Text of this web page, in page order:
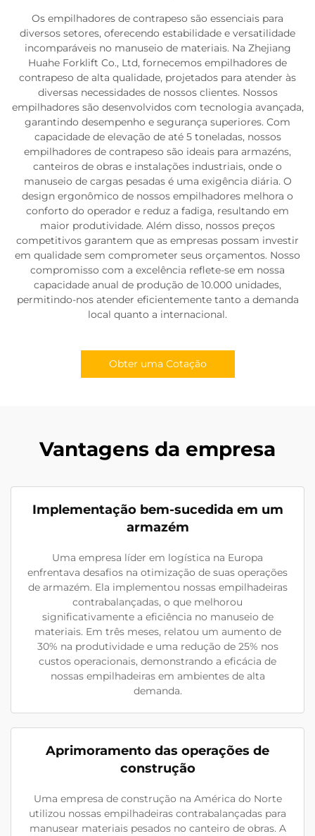
Os empilhadores de contrapeso são essenciais para
diversos setores, oferecendo estabilidade e versatilidade
incomparáveis no manuseio de materiais. Na Zhejiang
Huahe Forklift Co., Ltd, fornecemos empilhadores de
contrapeso de alta qualidade, projetados para atender às
diversas necessidades de nossos clientes. Nossos
empilhadores são desenvolvidos com tecnologia avançada,
garantindo desempenho e segurança superiores. Com
capacidade de elevação de até 5 toneladas, nossos
empilhadores de contrapeso são ideais para armazéns,
canteiros de obras e instalações industriais, onde o
manuseio de cargas pesadas é uma exigência diária. O
design ergonômico de nossos empilhadores melhora o
conforto do operador e reduz a fadiga, resultando em
maior produtividade. Além disso, nossos preços
competitivos garantem que as empresas possam investir
em qualidade sem comprometer seus orçamentos. Nosso
compromisso com a excelência reflete-se em nossa
capacidade anual de produção de 10.000 unidades,
permitindo-nos atender eficientemente tanto a demanda
local quanto a internacional.
Obter uma Cotação
Vantagens da empresa
Implementação bem-sucedida em um
armazém
Uma empresa líder em logística na Europa
enfrentava desafios na otimização de suas operações
de armazém. Ela implementou nossas empilhadeiras
contrabalançadas, o que melhorou
significativamente a eficiência no manuseio de
materiais. Em três meses, relatou um aumento de
30% na produtividade e uma redução de 25% nos
custos operacionais, demonstrando a eficácia de
nossas empilhadeiras em ambientes de alta
demanda.
Aprimoramento das operações de
construção
Uma empresa de construção na América do Norte
utilizou nossas empilhadeiras contrabalançadas para
manusear materiais pesados no canteiro de obras. A